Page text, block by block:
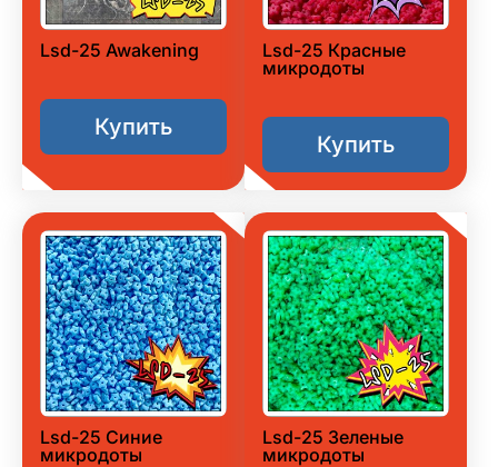
Lsd-25 Awakening
Купить
Lsd-25 Красные
микродоты
Купить
Lsd-25 Синие
микродоты
Lsd-25 Зеленые
микродоты